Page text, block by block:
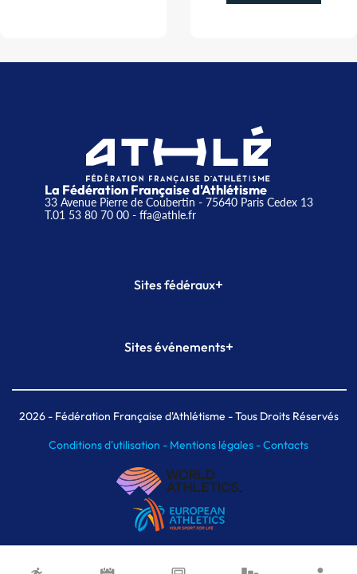
La Fédération Française d'Athlétisme
33 Avenue Pierre de Coubertin - 75640 Paris Cedex 13
T.01 53 80 70 00- ffa@athle.fr
Sites fédéraux+
Plateforme Formation
Sites événements+
Meeting de Paris indoor
MAIF Ekiden de Paris
2026- Fédération Française d'Athlétisme - Tous Droits Réservés
Conditions d'utilisation - Mentions légales -Contacts